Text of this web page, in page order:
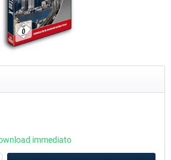
Central US Cities X - Chicago
immediato